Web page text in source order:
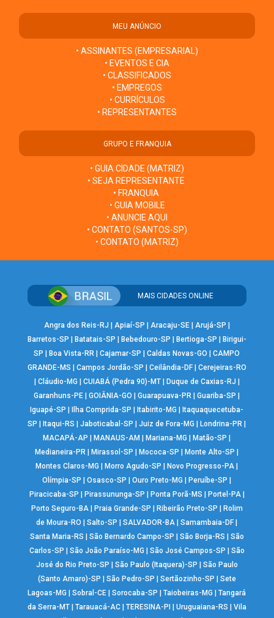
MEU ANÚNCIO
• ASSINANTES (EMPRESARIAL)
• EVENTOS E CIA
• CLASSIFICADOS
• EMPREGOS
• CURRÍCULOS
• REPRESENTANTES
GRUPO E FRANQUIA
• GUIA CIDADE (MATRIZ)
• SEJA REPRESENTANTE
• FRANQUIA
• GUIA MOBILE
• ANUNCIE AQUI
• CONTATO (SANTOS-SP)
• CONTATO (MATRIZ)
MAIS CIDADES ONLINE
Angra dos Reis-RJ | Apiaí-SP | Aracaju-SE| Arujá-SP |
Barretos-SP | Batatais-SP | Bebedouro-SP | Bertioga-SP | Birigui-
SP |Boa Vista-RR |Cajamar-SP |Caldas Novas-GO |CAMPO
GRANDE-MS | Campos Jordão-SP | Ceilândia-DF| Cerejeiras-RO
| Cláudio-MG | CUIABÁ (Pedra 90)-MT| Duque de Caxias-RJ |
Garanhuns-PE |GOIÂNIA-GO |Guarapuava-PR |Guariba-SP |
Iguapé-SP |Ilha Comprida-SP |Itabirito-MG |Itaquaquecetuba-
SP |Itaqui-RS |Jaboticabal-SP |Juiz de Fora-MG |Londrina-PR |
MACAPÁ-AP |MANAUS-AM |Mariana-MG |Matão-SP |
Medianeira-PR |Mirassol-SP |Mococa-SP |Monte Alto-SP |
Montes Claros-MG |Morro Agudo-SP |Novo Progresso-PA |
Olímpia-SP |Osasco-SP |Ouro Preto-MG |Peruíbe-SP |
Piracicaba-SP | Pirassununga-SP | Ponta Porã-MS | Portel-PA|
Porto Seguro-BA| Praia Grande-SP | Ribeirão Preto-SP | Rolim
de Moura-RO |Salto-SP |SALVADOR-BA |Samambaia-DF |
Santa Maria-RS | São Bernardo Campo-SP | São Borja-RS | São
Carlos-SP | São João Paraíso-MG | São José Campos-SP | São
José do Rio Preto-SP | São Paulo (Itaquera)-SP | São Paulo
(Santo Amaro)-SP | São Pedro-SP | Sertãozinho-SP | Sete
Lagoas-MG |Sobral-CE |Sorocaba-SP |Taiobeiras-MG |Tangará
da Serra-MT| Tarauacá-AC| TERESINA-PI | Uruguaiana-RS | Vila